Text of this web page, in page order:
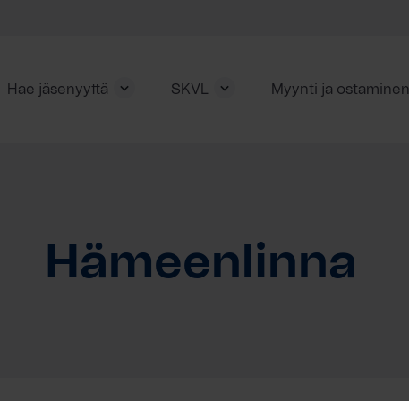
Hae jäsenyyttä SKVL Myynti ja ostaminen
Hämeenlinna